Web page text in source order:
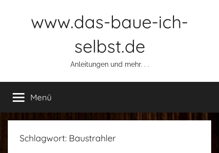
www.das-baue-ich-
selbst.de
Anleitungen und mehr. . .
Menü
Schlagwort: Baustrahler